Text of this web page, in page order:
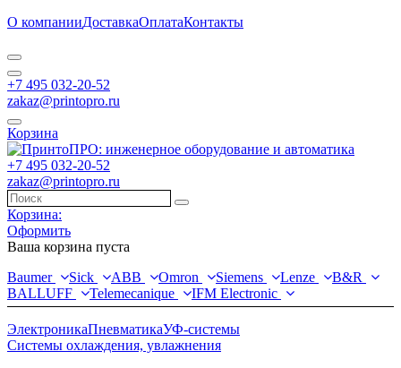
О компанииДоставкаОплатаКонтакты
+7 495 032-20-52
zakaz@printopro.ru
Корзина
+7 495 032-20-52
zakaz@printopro.ru
Корзина:
Оформить
Ваша корзина пуста
Baumer
Sick ABB Omron Siemens Lenze
B&R
BALLUFF
Telemecanique IFM Electronic
ЭлектроникаПневматикаУФ-системы
Системы охлаждения, увлажнения